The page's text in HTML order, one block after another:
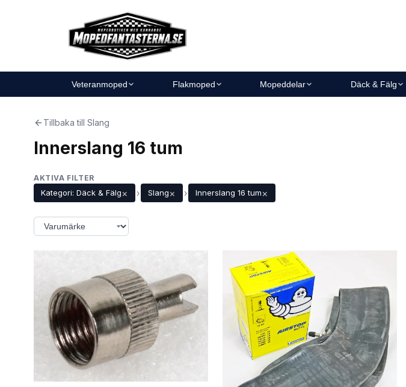
Veteranmoped Flakmoped Mopeddelar Däck & Fälg
Tillbaka till Slang
Innerslang 16 tum
AKTIVA FILTER
Kategori: Däck & Fälg× › Slang× › Innerslang 16 tum×